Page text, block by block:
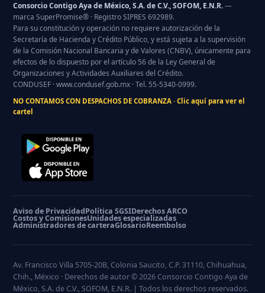
Consorcio Contigo Aya de México, S.A. de C.V.,SOFOM, E.N.R.—
marca SuperPromise® · Registro SIPRES 692989.
Para su constitución y operación no requiere autorización de la
Secretaría de Hacienda y Crédito Público, y está sujeta a la supervisión
de la Comisión Nacional Bancaria y de Valores (CNBV), únicamente para
efectos de lo dispuesto por el artículo 56 de la Ley General de
Organizaciones y Actividades Auxiliares del Crédito.
CONDUSEF · www.condusef.gob.mx · Tel. 55-5340-0999.
NO CONTAMOS CON DESPACHOS DE COBRANZA · Clic aquí para ver el
cartel
Aviso de PrivacidadPolítica SGSIDerechos ARCO
Costos y ComisionesUnidades especializadas
Administradores de carteraGlosarioReembolso
Av. Francisco Villa 5705-20B, Colonia Saucito, C.P. 31110, Chihuahua,
Chih., México · Derechos de autor © 2026 Consorcio Contigo Aya de
México, S.A. de C.V.,SOFOM, E.N.R. | Todos los derechos reservados.